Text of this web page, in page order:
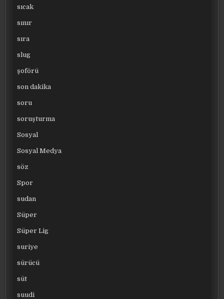
sıcak
sınır
sıra
slug
şoförü
son dakika
soru
soruşturma
Sosyal
Sosyal Medya
söz
Spor
sudan
Süper
Süper Lig
suriye
sürücü
süt
suudi